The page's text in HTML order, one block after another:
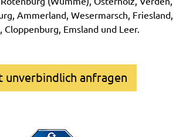
Ammerland, Wesermarsch, Friesland,
Emsland und Leer.
unverbindlich anfragen